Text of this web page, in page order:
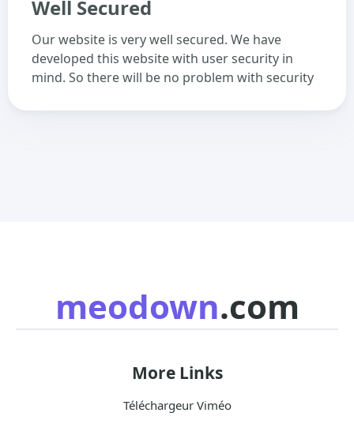
Well Secured
Our website is very well secured. We have
developed this website with user security in
mind. So there will be no problem with security
meodown.com
More Links
Téléchargeur Viméo